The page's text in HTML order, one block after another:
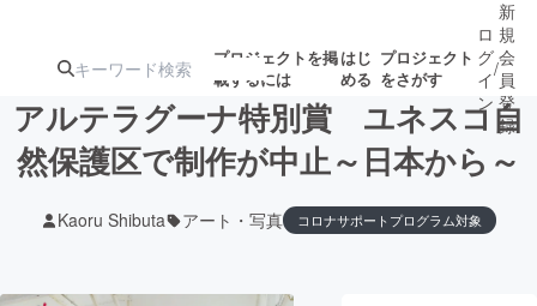
プロジェクトを掲
載するには
はじ
める
プロジェクト
をさがす
ジェクト
ターン
注目の新着プロ
ジェクト
募集終了が近いプ
ロジェクト
もうすぐ公開
されます
ロ
グ
イ
ン
/
新
規
会
員
登
録
アルテラグーナ特別賞 ユネスコ自
然保護区で制作が中止～日本から～
Kaoru Shibuta アート・写真 コロナサポートプログラム対象